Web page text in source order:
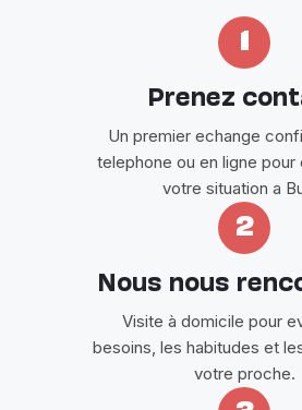
Prenez
Un premier echange
telephone ou en ligne
votre situation a
2
Nous nous
Visite à domicile pour
besoins, les habitudes et
votre proche.